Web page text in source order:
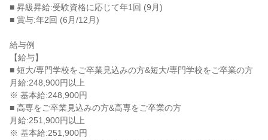
■ 昇級昇給:受験資格に応じて年1回 (9月)
■ 賞与:年2回 (6月/12月)
給与例
【給与】
■ 短大/専門学校をご卒業見込みの方&短大/専門学校をご卒業の方
月給:248,900円以上
※ 基本給:248,900円
■ 高専をご卒業見込みの方&高専をご卒業の方
月給:251,900円以上
※ 基本給:251,900円